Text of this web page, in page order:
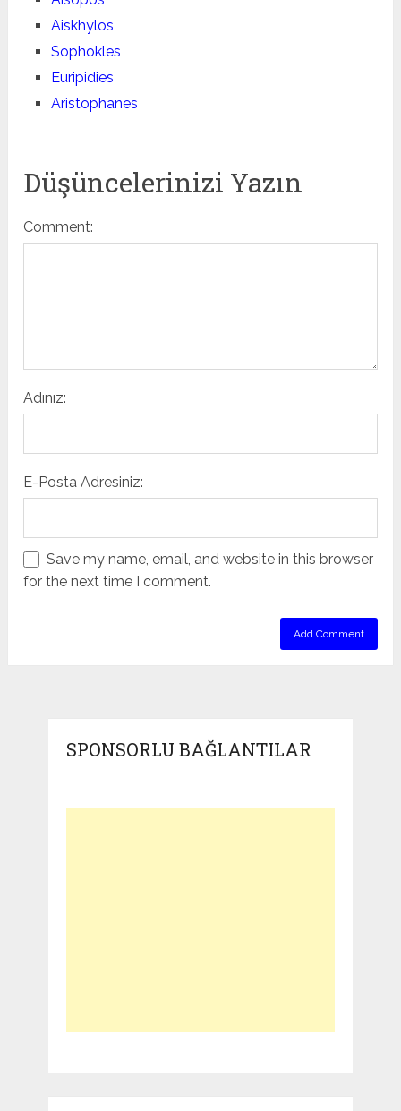
Aiskhylos
Sophokles
Euripidies
Aristophanes
Düşüncelerinizi Yazın
Comment:
Adınız:
E-Posta Adresiniz:
Save my name, email, and website in this browser
for the next time I comment.
SPONSORLU BAĞLANTILAR